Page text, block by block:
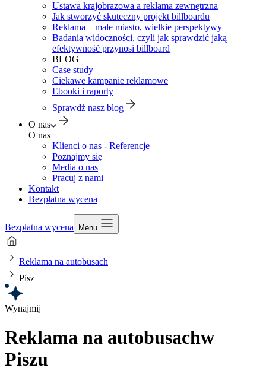
Ustawa krajobrazowa a reklama zewnętrzna
Jak stworzyć skuteczny projekt billboardu
Reklama – małe miasto, wielkie perspektywy
Badania widoczności, czyli jak sprawdzić jaką
efektywność przynosi billboard
BLOG
Case study
Ciekawe kampanie reklamowe
Ebooki i raporty
Sprawdź nasz blog
O nas
O nas
Klienci o nas - Referencje
Poznajmy się
Media o nas
Pracuj z nami
Kontakt
Bezpłatna wycena
Bezpłatna wycena Menu
Reklama na autobusach
Pisz
Wynajmij
Reklama na autobusachw
Piszu